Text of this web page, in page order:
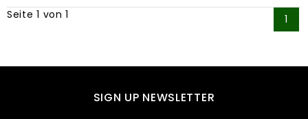
Seite 1 von 1 1
SIGN UP NEWSLETTER